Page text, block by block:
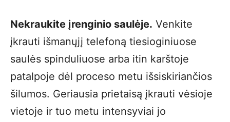
Nekraukite įrenginio saulėje. Venkite
įkrauti išmanųjį telefoną tiesioginiuose
saulės spinduliuose arba itin karštoje
patalpoje dėl proceso metu išsiskiriančios
šilumos. Geriausia prietaisą įkrauti vėsioje
vietoje ir tuo metu intensyviai jo